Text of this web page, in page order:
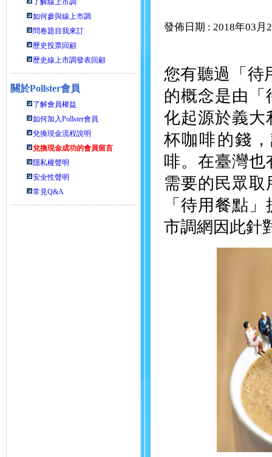
了解線上市調
如何參與線上市調
問卷題目我來訂
歷史投票回顧
歷史線上市調發表回顧
關於Pollster會員
了解會員權益
如何加入Pollster會員
兌換現金流程說明
兌換現金成功的會員留言
隱私權聲明
安全性聲明
常見Q&A
發佈日期 : 2018年03月
您有聽過「待
的概念是由
化起源於義大
杯咖啡的錢
啡。在臺灣
需要的民眾
「待用餐點
市調網因此針